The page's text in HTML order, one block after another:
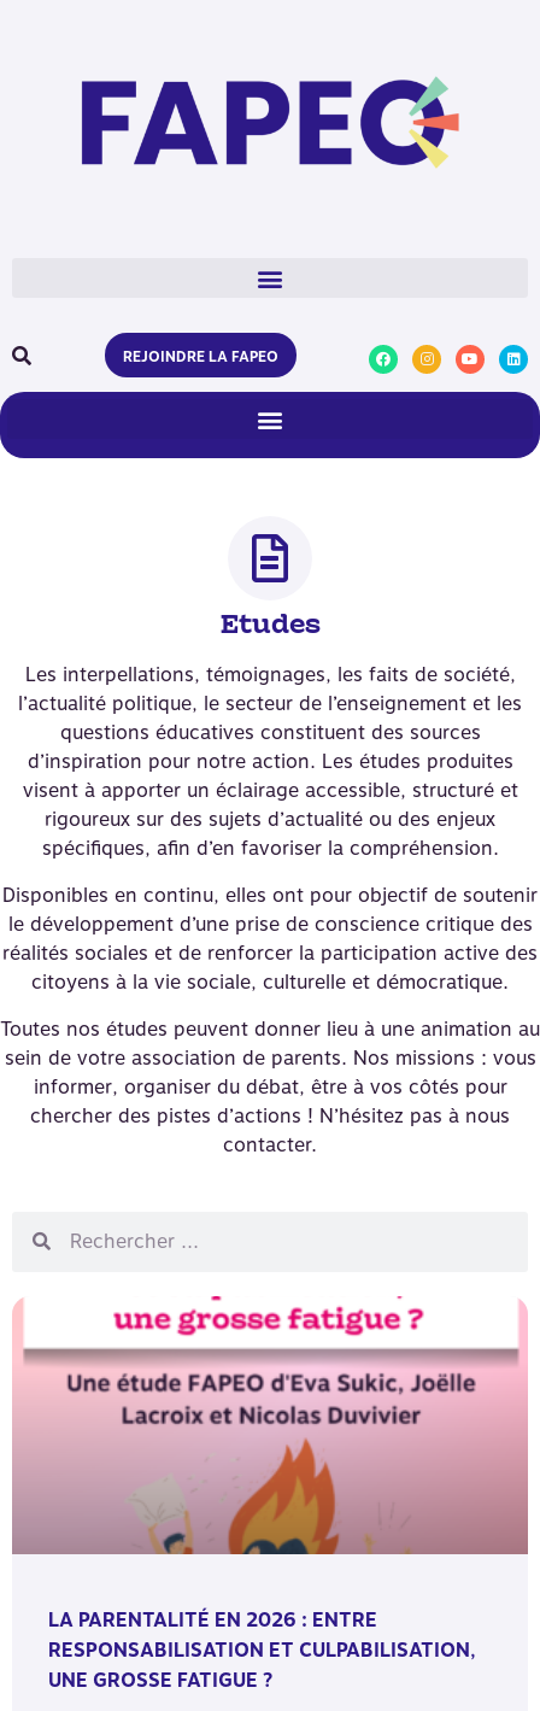
REJOINDRE LA FAPEO
Etudes
Les interpellations, témoignages, les faits de société,
l’actualité politique, le secteur de l’enseignement et les
questions éducatives constituent des sources
d’inspiration pour notre action. Les études produites
visent à apporter un éclairage accessible, structuré et
rigoureux sur des sujets d’actualité ou des enjeux
spécifiques, afin d’en favoriser la compréhension.
Disponibles en continu, elles ont pour objectif de soutenir
le développement d’une prise de conscience critique des
réalités sociales et de renforcer la participation active des
citoyens à la vie sociale, culturelle et démocratique.
Toutes nos études peuvent donner lieu à une animation au
sein de votre association de parents. Nos missions : vous
informer, organiser du débat, être à vos côtés pour
chercher des pistes d’actions ! N’hésitez pas à nous
contacter.
LA PARENTALITÉ EN 2026 : ENTRE
RESPONSABILISATION ET CULPABILISATION,
UNE GROSSE FATIGUE ?